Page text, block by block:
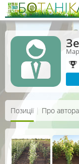
Позиції| Про автора